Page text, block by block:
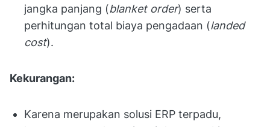
jangka panjang (blanket order) serta
perhitungan total biaya pengadaan (landed
cost).
Kekurangan:
Karena merupakan solusi ERP terpadu,